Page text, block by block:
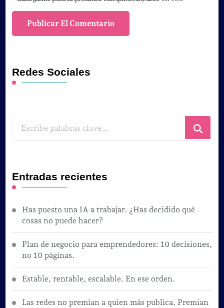
Redes Sociales
Entradas recientes
Has puesto una IA a trabajar. ¿Has decidido qué
cosas no puede hacer?
Plan de negocio para emprendedores: 10 decisiones,
no 10 páginas.
Estable, rentable, escalable. En ese orden.
Las redes no premian a quien más publica. Premian